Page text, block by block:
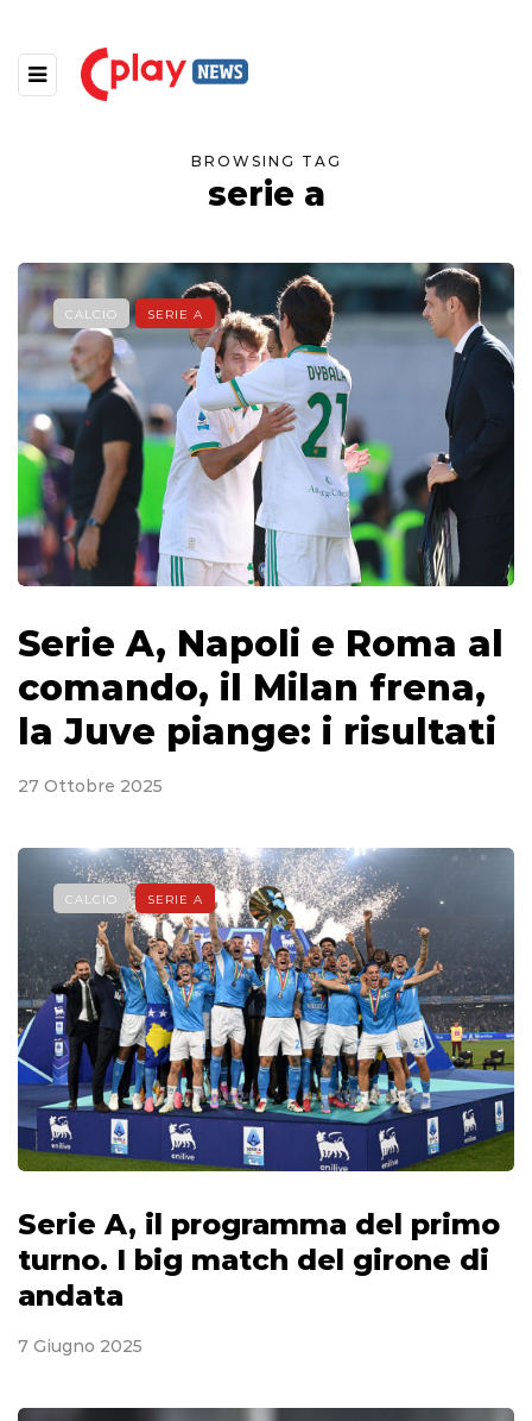
BROWSING TAG
serie a
CALCIO SERIE A
Serie A, Napoli e Roma al
comando, il Milan frena,
la Juve piange: i risultati
27 Ottobre 2025
CALCIO SERIE A
Serie A, il programma del primo
turno. I big match del girone di
andata
7 Giugno 2025